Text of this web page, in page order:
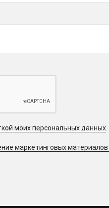
моих персональных данных
маркетинговых